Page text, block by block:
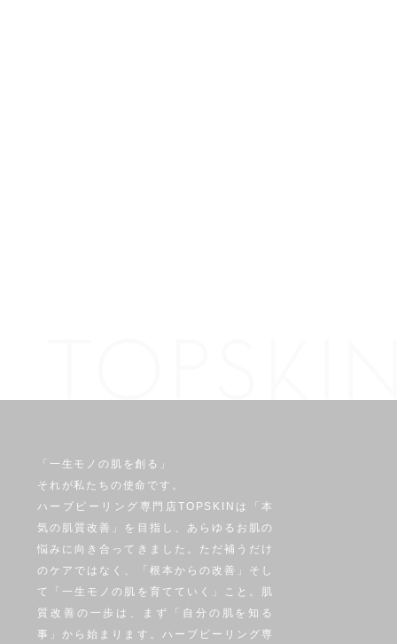
「一生モノの肌を創る」
それが私たちの使命です。
ハーブピーリング専門店TOPSKINは「本
気の肌質改善」を目指し、あらゆるお肌の
悩みに向き合ってきました。ただ補うだけ
のケアではなく、「根本からの改善」そし
て「一生モノの肌を育てていく」こと。肌
質改善の一歩は、まず「自分の肌を知る
事」から始まります。ハーブピーリング専